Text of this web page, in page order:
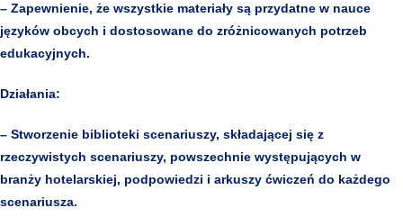
– Zapewnienie, że wszystkie materiały są przydatne w nauce
języków obcych i dostosowane do zróżnicowanych potrzeb
edukacyjnych.
Działania:
– Stworzenie biblioteki scenariuszy, składającej się z
rzeczywistych scenariuszy, powszechnie występujących w
branży hotelarskiej, podpowiedzi i arkuszy ćwiczeń do każdego
scenariusza.